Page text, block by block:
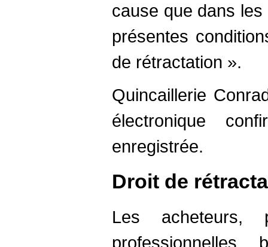
cause que dans
présentes
de rétractation ».
Quincaillerie
électronique
enregistrée.
Droit de
Les acheteurs,